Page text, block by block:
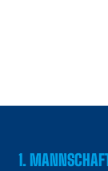
1.